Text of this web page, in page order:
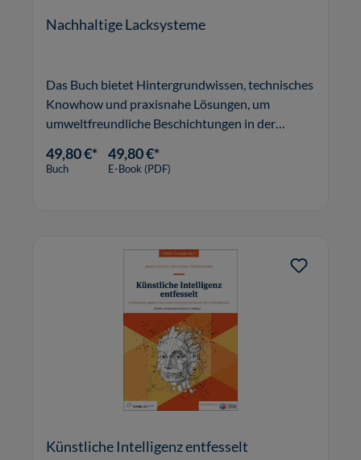
Nachhaltige Lacksysteme
Das Buch bietet Hintergrundwissen, technisches
Knowhow und praxisnahe Lösungen, um
umweltfreundliche Beschichtungen in der
49,80 €*
Buch
49,80 €*
E-Book (PDF)
Künstliche Intelligenz entfesselt